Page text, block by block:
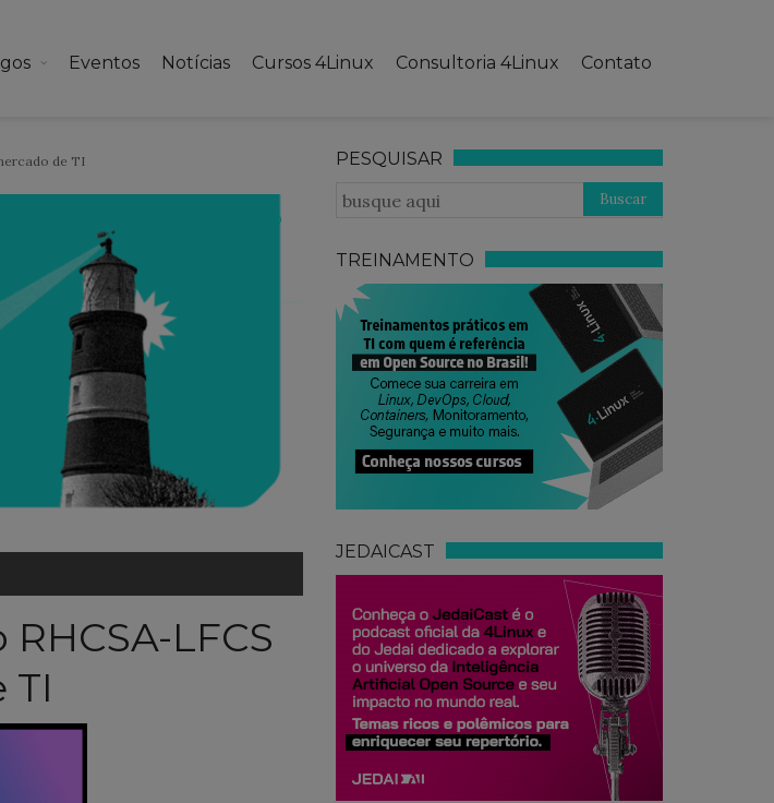
Eventos Notícias Cursos 4Linux Consultoria 4Linux Contato
de TI
LFCS
TI
PESQUISAR
TREINAMENTO
JEDAICAST